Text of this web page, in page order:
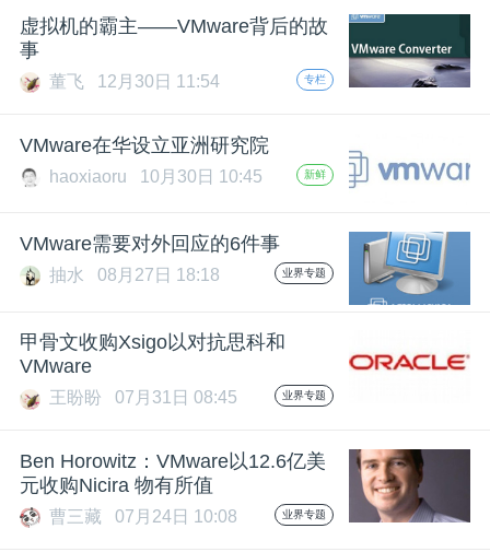
虚拟机的霸主——VMware背后的故
事
董飞 12月30日 11:54 专栏
VMware在华设立亚洲研究院
haoxiaoru 10月30日 10:45 新鲜
VMware需要对外回应的6件事
抽水 08月27日 18:18 业界专题
甲骨文收购Xsigo以对抗思科和
VMware
王盼盼 07月31日 08:45 业界专题
Ben Horowitz：VMware以12.6亿美
元收购Nicira 物有所值
曹三藏 07月24日 10:08 业界专题